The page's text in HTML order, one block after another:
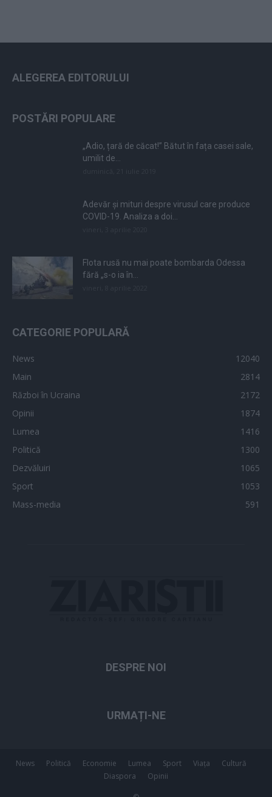
ALEGEREA EDITORULUI
POSTĂRI POPULARE
„Adio, țară de căcat!” Bătut în fața casei sale,
umilit de...
Adevăr și mituri despre virusul care produce
COVID-19. Analiza a doi...
Flota rusă nu mai poate bombarda Odessa
fără „s-o ia în...
CATEGORIE POPULARĂ
News
12040
Main
2814
Război în Ucraina
2172
Opinii
1874
Lumea
1416
Politică
1300
Dezvăluiri
1065
Sport
1053
Mass-media
591
DESPRE NOI
URMAȚI-NE
News Politică Economie Lumea Sport Viața
Cultură
Diaspora
Opinii